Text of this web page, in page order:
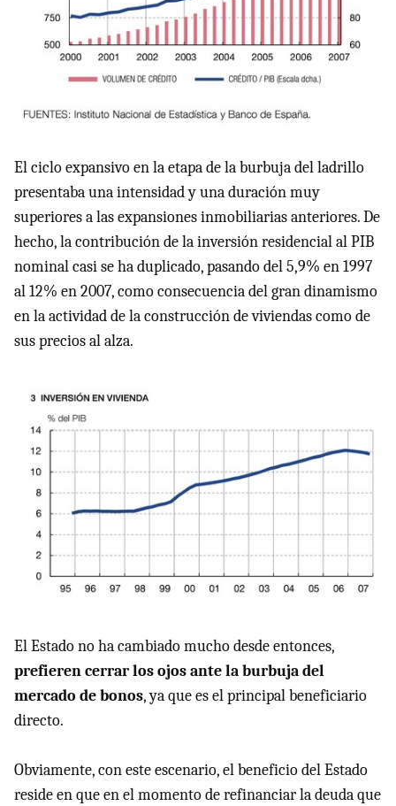
El ciclo expansivo en la etapa de la burbuja del ladrillo
presentaba una intensidad y una duración muy
superiores a las expansiones inmobiliarias anteriores. De
hecho, la contribución de la inversión residencial al PIB
nominal casi se ha duplicado, pasando del 5,9% en 1997
al 12% en 2007, como consecuencia del gran dinamismo
en la actividad de la construcción de viviendas como de
sus precios al alza.
El Estado no ha cambiado mucho desde entonces,
prefieren cerrar los ojos ante la burbuja del
mercado de bonos, ya que es el principal beneficiario
directo.
Obviamente, con este escenario, el beneficio del Estado
reside en que en el momento de refinanciar la deuda que